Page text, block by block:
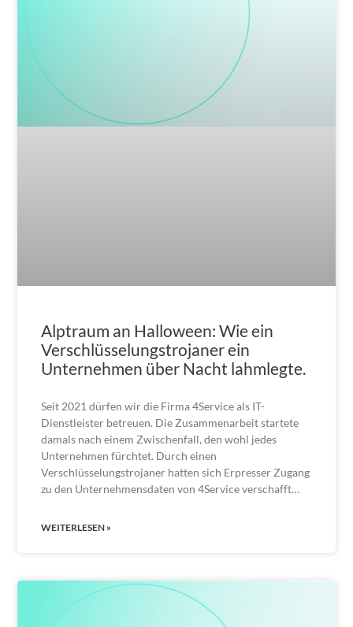
Alptraum an Halloween: Wie ein
Verschlüsselungstrojaner ein
Unternehmen über Nacht lahmlegte.
Seit 2021 dürfen wir die Firma 4Service als IT-
Dienstleister betreuen. Die Zusammenarbeit startete
damals nach einem Zwischenfall, den wohl jedes
Unternehmen fürchtet. Durch einen
Verschlüsselungstrojaner hatten sich Erpresser Zugang
zu den Unternehmensdaten von 4Service verschafft…
WEITERLESEN »